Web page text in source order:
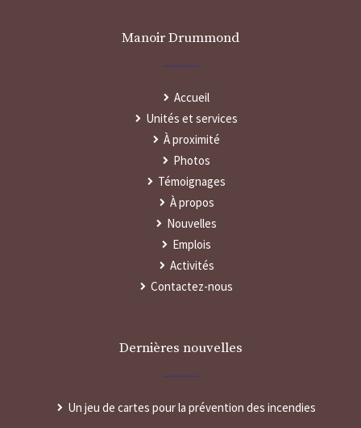
Manoir Drummond
Accueil
Unités et services
À proximité
Photos
Témoignages
À propos
Nouvelles
Emplois
Activités
Contactez-nous
Dernières nouvelles
Un jeu de cartes pour la prévention des incendies